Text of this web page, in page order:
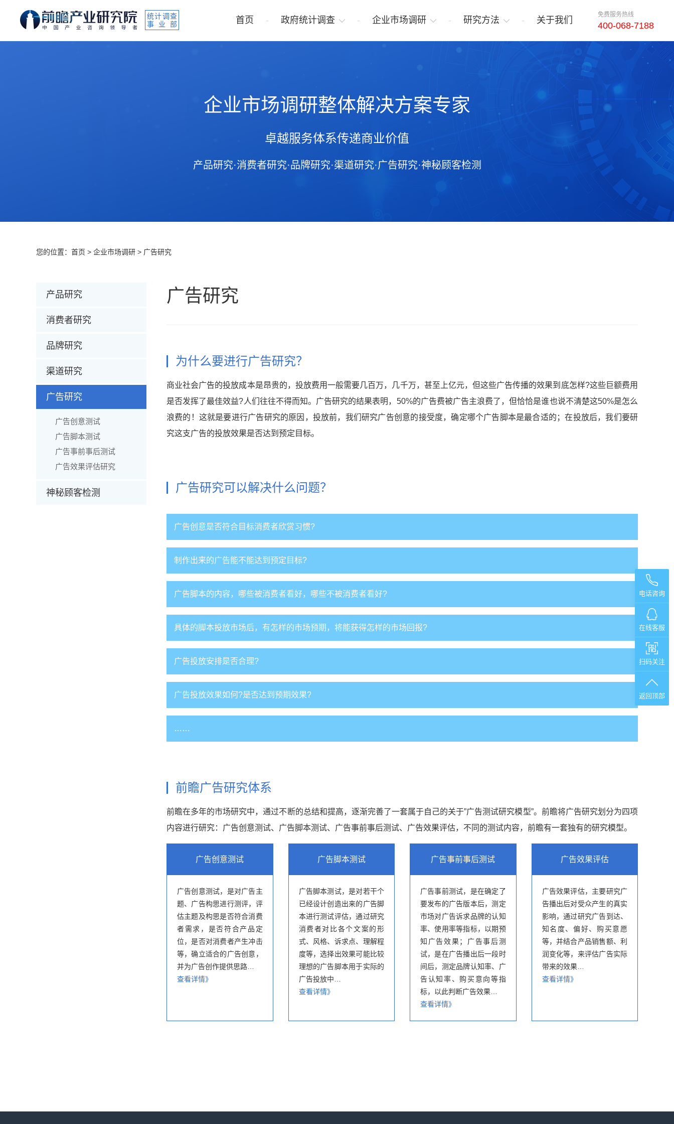
统计调查
事业部
免费服务热线
400-068-7188
首页 政府统计调查 企业市场调研 研究方法 关于我们
企业市场调研整体解决方案专家
卓越服务体系传递商业价值
产品研究·消费者研究·品牌研究·渠道研究·广告研究·神秘顾客检测
您的位置： 首页 > 企业市场调研 > 广告研究
产品研究
消费者研究
品牌研究
渠道研究
广告研究
广告创意测试
广告脚本测试
广告事前事后测试
广告效果评估研究
神秘顾客检测
广告研究
为什么要进行广告研究？
商业社会广告的投放成本是昂贵的，投放费用一般需要几百万，几千万，甚至上亿元，但这些广告传播的效果到底怎样?这些巨额费用
是否发挥了最佳效益?人们往往不得而知。广告研究的结果表明，50%的广告费被广告主浪费了，但恰恰是谁也说不清楚这50%是怎么
浪费的！这就是要进行广告研究的原因，投放前，我们研究广告创意的接受度，确定哪个广告脚本是最合适的；在投放后，我们要研
究这支广告的投放效果是否达到预定目标。
广告研究可以解决什么问题？
广告创意是否符合目标消费者欣赏习惯?
制作出来的广告能不能达到预定目标?
广告脚本的内容，哪些被消费者看好，哪些不被消费者看好?
具体的脚本投放市场后，有怎样的市场预期，将能获得怎样的市场回报?
广告投放安排是否合理?
广告投放效果如何?是否达到预期效果?
……
前瞻广告研究体系
前瞻在多年的市场研究中，通过不断的总结和提高，逐渐完善了一套属于自己的关于”广告测试研究模型”。前瞻将广告研究划分为四项
内容进行研究：广告创意测试、广告脚本测试、广告事前事后测试、广告效果评估，不同的测试内容，前瞻有一套独有的研究模型。
广告创意测试
广告创意测试，是对广告主
题、广告构思进行测评，评
估主题及构思是否符合消费
者需求，是否符合产品定
位，是否对消费者产生冲击
等，确立适合的广告创意，
并为广告创作提供思路…
查看详情》
广告脚本测试
广告脚本测试，是对若干个
已经设计创造出来的广告脚
本进行测试评估，通过研究
消费者对比各个文案的形
式、风格、诉求点、理解程
度等，选择出效果可能比较
理想的广告脚本用于实际的
广告投放中…
查看详情》
广告事前事后测试
广告事前测试，是在确定了
要发布的广告版本后，测定
市场对广告诉求品牌的认知
率、使用率等指标，以期预
知广告效果；广告事后测
试，是在广告播出后一段时
间后，测定品牌认知率、广
告认知率、购买意向等指
标，以此判断广告效果…
查看详情》
广告效果评估
广告效果评估，主要研究广
告播出后对受众产生的真实
影响，通过研究广告到达、
知名度、偏好、购买意愿
等，并结合产品销售额、利
润变化等，来评估广告实际
带来的效果…
查看详情》
电话咨询
在线客服
扫码关注
返回顶部